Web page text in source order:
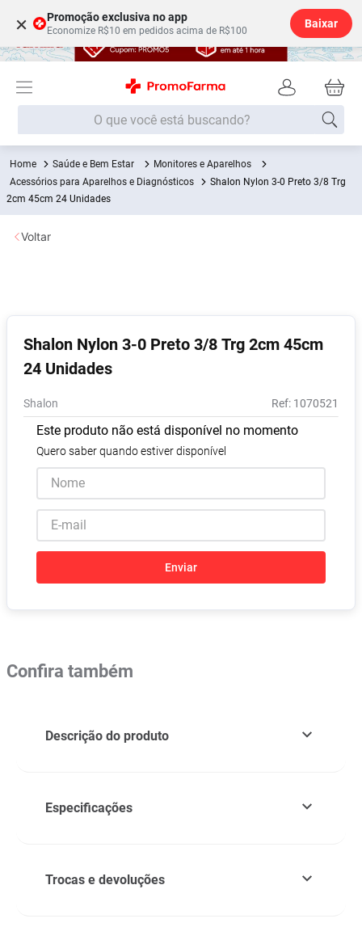
× Promoção exclusiva no app
Economize R$10 em pedidos acima de R$100
Baixar
O que você está buscando?
Saúde e Bem Estar
Monitores e Aparelhos
Acessórios para Aparelhos e Diagnósticos
Shalon Nylon 3-0 Preto 3/8 Trg
2cm 45cm 24 Unidades
Shalon Nylon 3-0 Preto 3/8 Trg 2cm 45cm
24 Unidades
Shalon : 1070521
Este produto não está disponível no momento
Quero saber quando estiver disponível
Enviar
Voltar
Confira também
Descrição do produto
Especificações
Trocas e devoluções
Termos mais buscados
1 º Fralda
Shampoo
9º
10º Lavitan